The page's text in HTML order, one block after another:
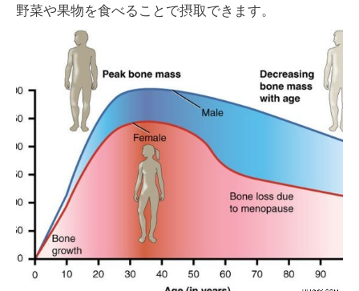
野菜や果物を食べることで摂取できます。